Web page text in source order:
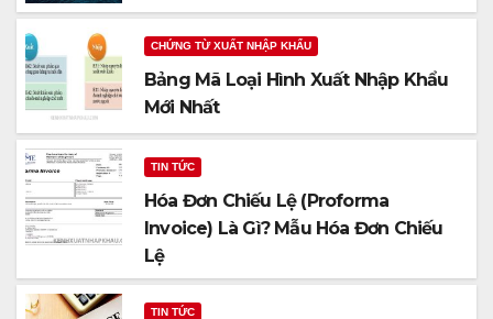
CHỨNG TỪ XUẤT NHẬP KHẨU
Bảng Mã Loại Hình Xuất Nhập Khẩu
Mới Nhất
TIN TỨC
Hóa Đơn Chiếu Lệ (Proforma
Invoice) Là Gì? Mẫu Hóa Đơn Chiếu
Lệ
TIN TỨC